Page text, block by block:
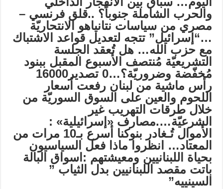
والحرب الشاملة جنوباً؟ ..قلق فرنسي –
مصري من سياسات نتانياهو الانتحاريّة
…“إسرائيل” تتجه لتعديل قواعد الاشتباك
مع حزب الله… هل تُعقد الجلسة
التشريعيّة مُنتصف الأسبوع المقبل ببنود
مُخفّضة وضروريّة؟…0
تصدير16000
رأس ماشية من لبنان رفعت أسعار
اللحوم والعين على السوق السوريّة من
خلال طرقات التهريب غير
الشرعيّة….مصارف «إسرائيلية» :
الأموال تُـغادر بنوكنا أسرع بـ10 مرات من
المعتاد…
انظروا ماذا فعل السياسيون
بحياة اللبنانيين ومعيشتهم : اسواق البالة
باتت مقصد اللبنانيين بدل الثياب ”
السينييه”